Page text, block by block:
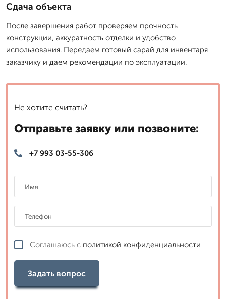
Сдача объекта
После завершения работ проверяем прочность
конструкции, аккуратность отделки и удобство
использования. Передаем готовый сарай для инвентаря
заказчику и даем рекомендации по эксплуатации.
Не хотите считать?
Отправьте заявку или позвоните:
+7 993 03-55-306
Соглашаюсь с политикой конфиденциальности
Задать вопрос